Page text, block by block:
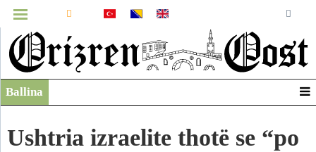
MENUJA
Infografikë
Ballina
Ushtria izraelite thotë se “po